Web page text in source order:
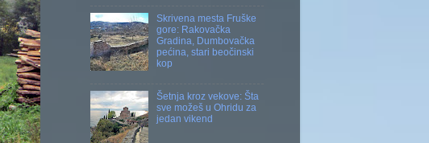
Skrivena mesta Fruške
gore: Rakovačka
Gradina, Dumbovačka
pećina, stari beočinski
kop
Šetnja kroz vekove: Šta
sve možeš u Ohridu za
jedan vikend